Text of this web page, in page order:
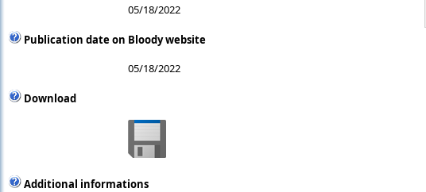
05/18/2022
Publication date on Bloody website
05/18/2022
Download
Additional informations